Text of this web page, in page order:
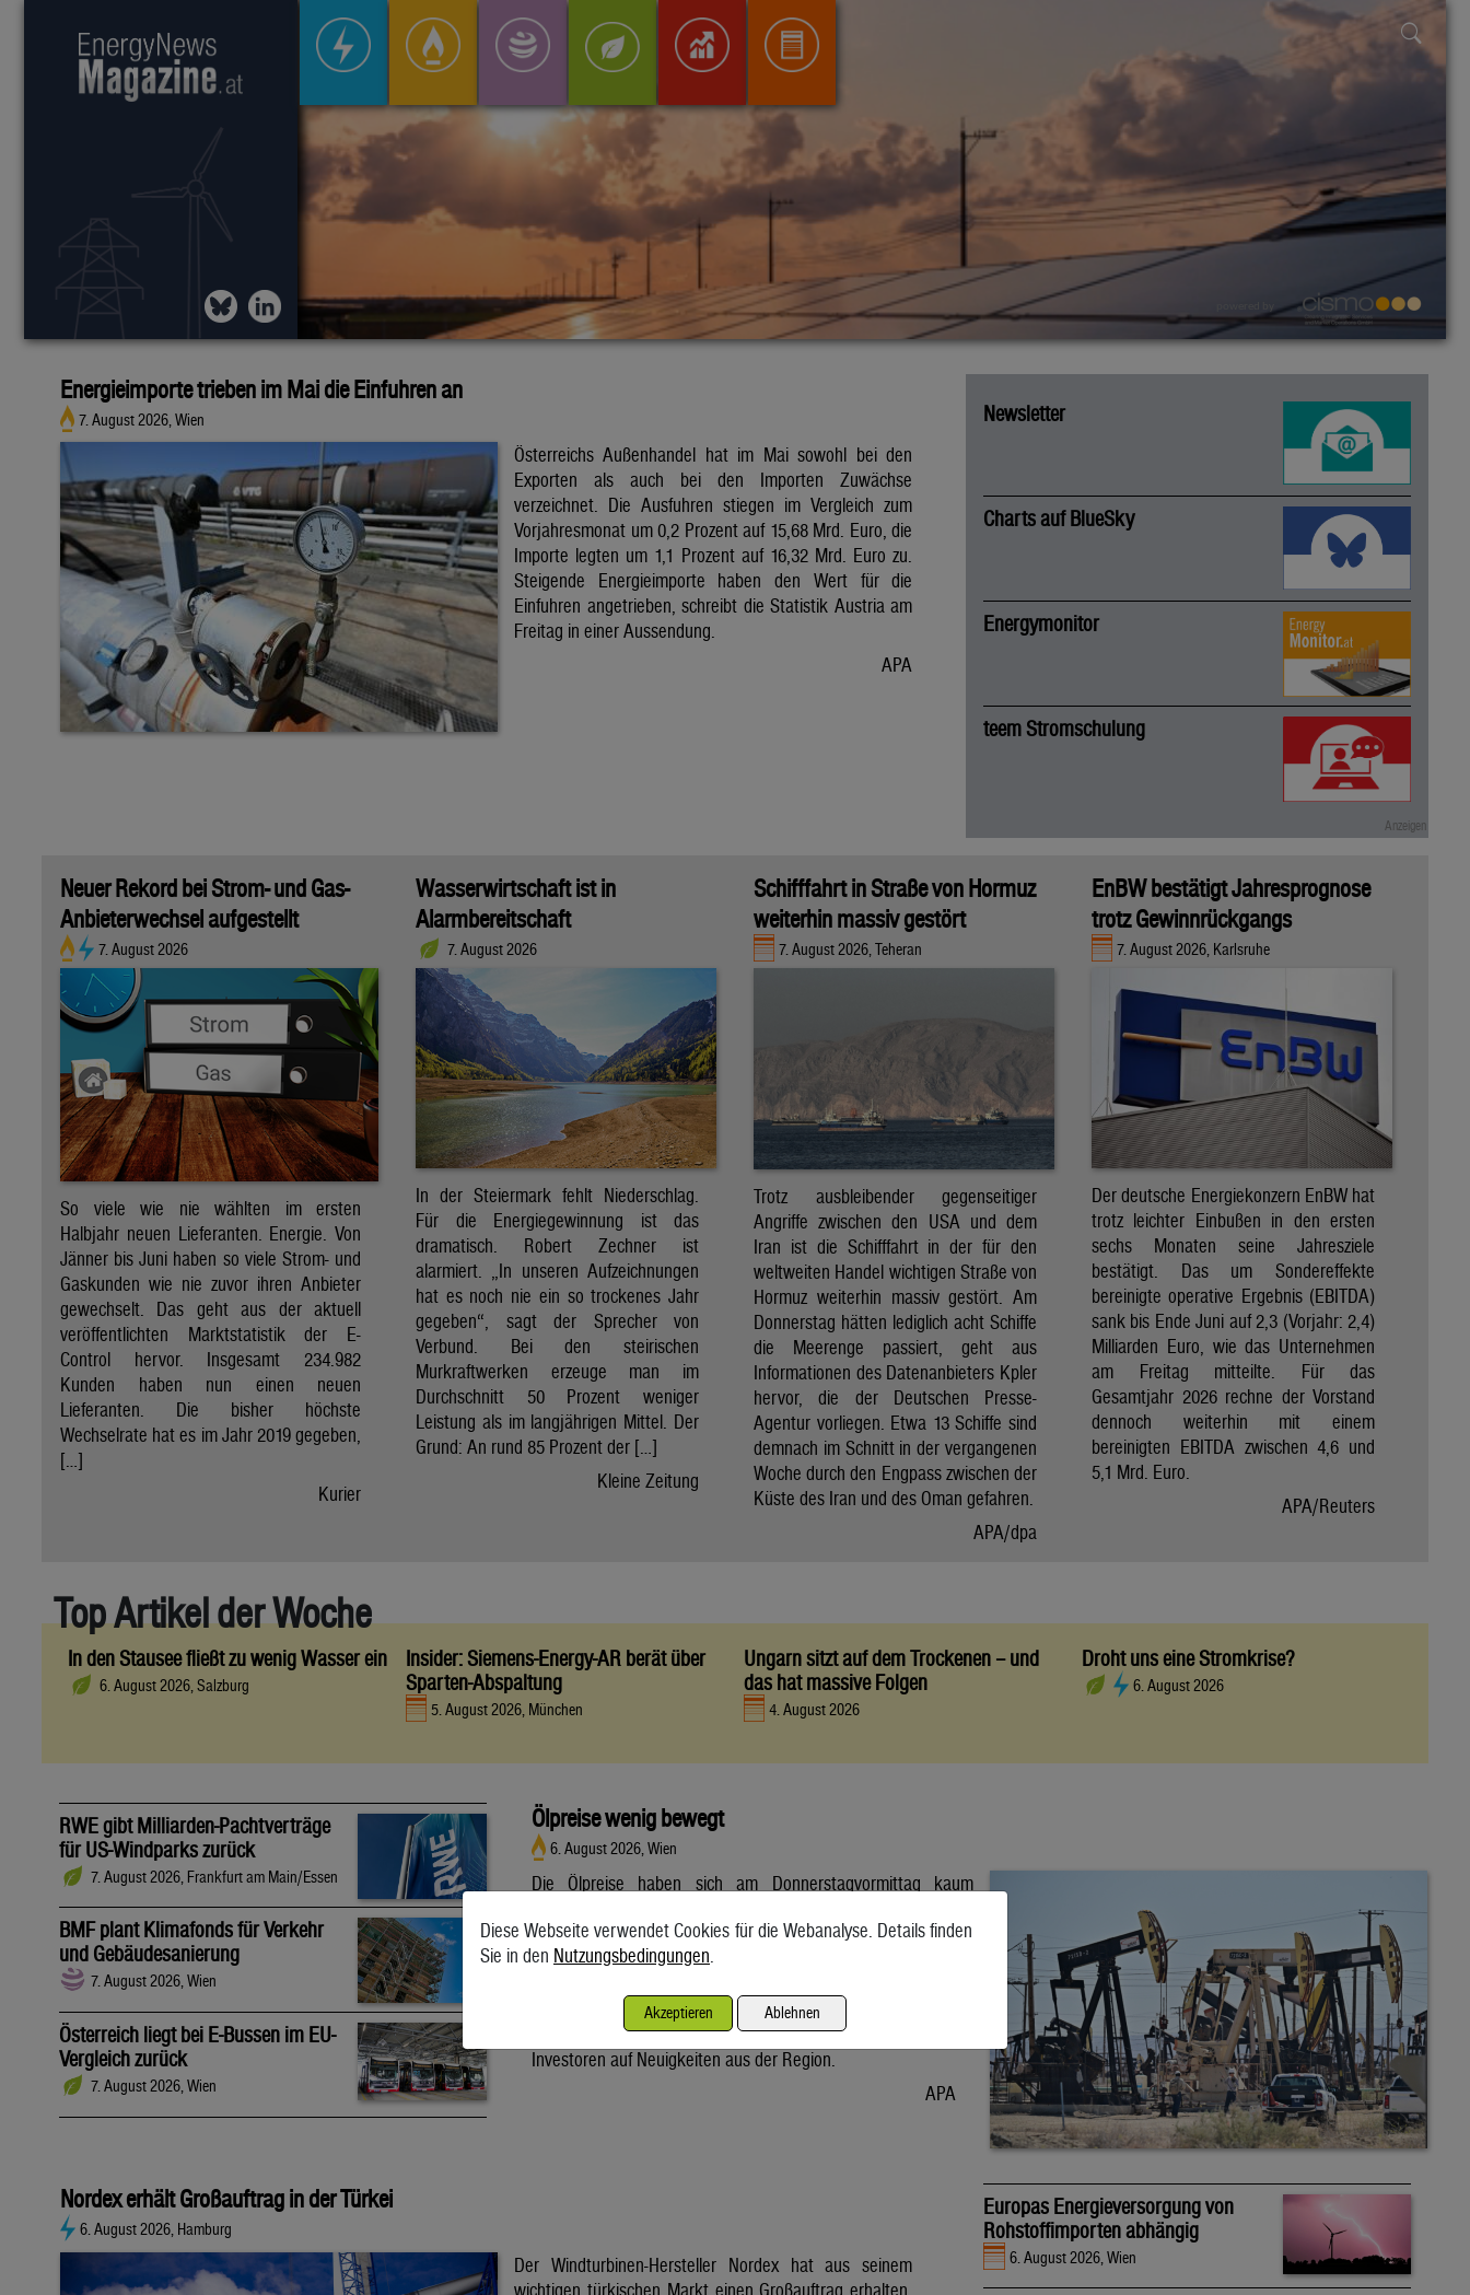
Energieimporte trieben im Mai die Einfuhren an
7. August 2026, Wien
Österreichs Außenhandel hat im Mai sowohl bei den
Exporten als auch bei den Importen Zuwächse
verzeichnet. Die Ausfuhren stiegen im Vergleich zum
Vorjahresmonat um 0,2 Prozent auf 15,68 Mrd. Euro, die
Importe legten um 1,1 Prozent auf 16,32 Mrd. Euro zu.
Steigende Energieimporte haben den Wert für die
Einfuhren angetrieben, schreibt die Statistik Austria am
Freitag in einer Aussendung.
APA
Newsletter
Charts auf BlueSky
Energymonitor
teem Stromschulung
Neuer Rekord bei Strom- und Gas-
Anbieterwechsel aufgestellt
7. August 2026
So viele wie nie wählten im ersten
Halbjahr neuen Lieferanten. Energie. Von
Jänner bis Juni haben so viele Strom- und
Gaskunden wie nie zuvor ihren Anbieter
gewechselt. Das geht aus der aktuell
veröffentlichten Marktstatistik der E-
Control hervor. Insgesamt 234.982
Kunden haben nun einen neuen
Lieferanten. Die bisher höchste
Wechselrate hat es im Jahr 2019 gegeben,
[…]
Kurier
Wasserwirtschaft ist in
Alarmbereitschaft
7. August 2026
In der Steiermark fehlt Niederschlag.
Für die Energiegewinnung ist das
dramatisch. Robert Zechner ist
alarmiert. „In unseren Aufzeichnungen
hat es noch nie ein so trockenes Jahr
gegeben“, sagt der Sprecher von
Verbund. Bei den steirischen
Murkraftwerken erzeuge man im
Durchschnitt 50 Prozent weniger
Leistung als im langjährigen Mittel. Der
Grund: An rund 85 Prozent der […]
Kleine Zeitung
Schifffahrt in Straße von Hormuz
weiterhin massiv gestört
7. August 2026, Teheran
Trotz ausbleibender gegenseitiger
Angriffe zwischen den USA und dem
Iran ist die Schifffahrt in der für den
weltweiten Handel wichtigen Straße von
Hormuz weiterhin massiv gestört. Am
Donnerstag hätten lediglich acht Schiffe
die Meerenge passiert, geht aus
Informationen des Datenanbieters Kpler
hervor, die der Deutschen Presse-
Agentur vorliegen. Etwa 13 Schiffe sind
demnach im Schnitt in der vergangenen
Woche durch den Engpass zwischen der
Küste des Iran und des Oman gefahren.
APA/dpa
EnBW bestätigt Jahresprognose
trotz Gewinnrückgangs
7. August 2026, Karlsruhe
Der deutsche Energiekonzern EnBW hat
trotz leichter Einbußen in den ersten
sechs Monaten seine Jahresziele
bestätigt. Das um Sondereffekte
bereinigte operative Ergebnis (EBITDA)
sank bis Ende Juni auf 2,3 (Vorjahr: 2,4)
Milliarden Euro, wie das Unternehmen
am Freitag mitteilte. Für das
Gesamtjahr 2026 rechne der Vorstand
dennoch weiterhin mit einem
bereinigten EBITDA zwischen 4,6 und
5,1 Mrd. Euro.
APA/Reuters
Top Artikel der Woche
In den Stausee fließt zu wenig Wasser ein
6. August 2026, Salzburg
Insider: Siemens-Energy-AR berät über
Sparten-Abspaltung
5. August 2026, München
Ungarn sitzt auf dem Trockenen – und
das hat massive Folgen
4. August 2026
Droht uns eine Stromkrise?
6. August 2026
RWE gibt Milliarden-Pachtverträge
für US-Windparks zurück
7. August 2026, Frankfurt am Main/Essen
BMF plant Klimafonds für Verkehr
und Gebäudesanierung
7. August 2026, Wien
Österreich liegt bei E-Bussen im EU-
Vergleich zurück
7. August 2026, Wien
Ölpreise wenig bewegt
6. August 2026, Wien
Die Ölpreise haben sich am Donnerstagvormittag kaum
Brent aus der Nordsee mit Lieferung Oktober kostete am
Vormittag 79,75 US-Dollar und damit 0,4 Prozent mehr als am
80 Dollar. Unter diese ist er am Dienstag wegen der Hoffnung
auf eine Lösung im Iran-Krieg gesunken. Seitdem warten
Investoren auf Neuigkeiten aus der Region.
APA
Nordex erhält Großauftrag in der Türkei
6. August 2026, Hamburg
Der Windturbinen-Hersteller Nordex hat aus seinem
wichtigen türkischen Markt einen Großauftrag erhalten.
Europas Energieversorgung von
Rohstoffimporten abhängig
6. August 2026, Wien
Diese Webseite verwendet Cookies für die Webanalyse. Details finden
Sie in den Nutzungsbedingungen.
Akzeptieren Ablehnen